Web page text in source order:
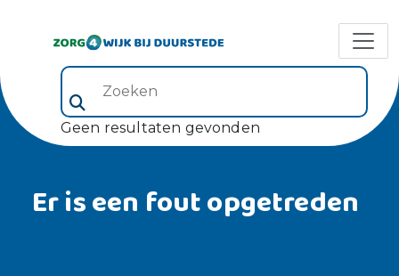
Zoeken (veld 5)
Geen resultaten gevonden
Er is een fout opgetreden